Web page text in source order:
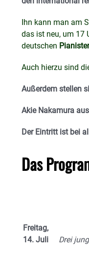
Ihn kann man am
das ist neu, um 17
deutschen
Auch hierzu sind
Außerdem stellen
Akie Nakamura
Der Eintritt ist bei
Das
Freitag,
14. Juli
Drei